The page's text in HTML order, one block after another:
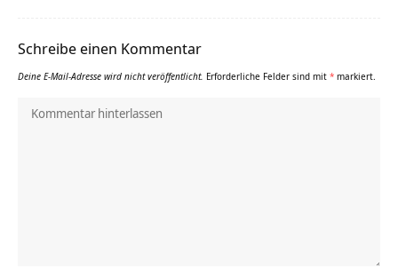
Schreibe einen Kommentar
Deine E-Mail-Adresse wird nicht veröffentlicht. Erforderliche Felder sind mit * markiert.